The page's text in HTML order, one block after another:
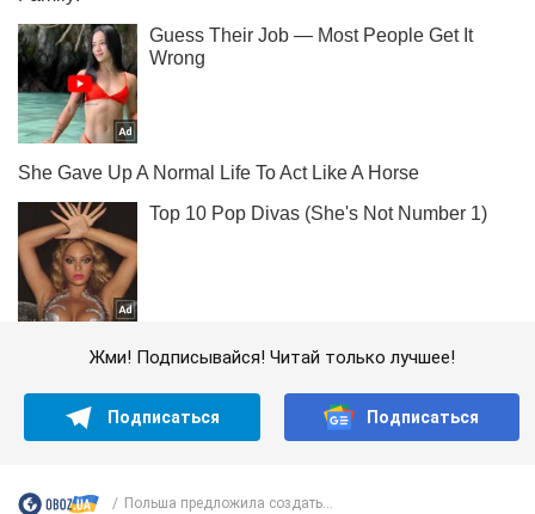
Жми! Подписывайся! Читай только лучшее!
Подписаться Подписаться
Польша предложила создать...